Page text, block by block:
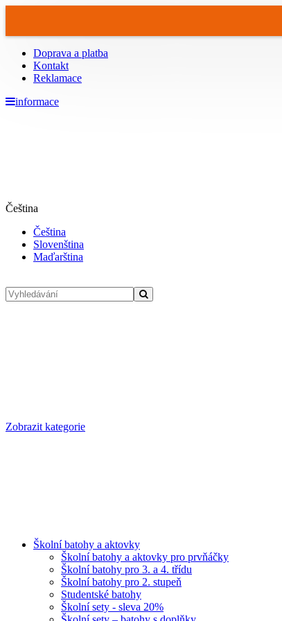
Doprava a platba
Kontakt
Reklamace
informace
Čeština
Čeština
Slovenština
Maďarština
Zobrazit kategorie
Školní batohy a aktovky
Školní batohy a aktovky pro prvňáčky
Školní batohy pro 3. a 4. třídu
Školní batohy pro 2. stupeň
Studentské batohy
Školní sety - sleva 20%